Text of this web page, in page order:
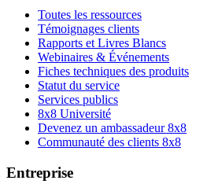
Toutes les ressources
Témoignages clients
Rapports et Livres Blancs
Webinaires & Événements
Fiches techniques des produits
Statut du service
Services publics
8x8 Université
Devenez un ambassadeur 8x8
Communauté des clients 8x8
Entreprise